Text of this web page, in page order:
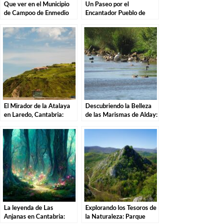
Que ver en el Municipio
de Campoo de Enmedio
Un Paseo por el
Encantador Pueblo de
Cantabria.
El Mirador de la Atalaya
en Laredo, Cantabria:
la Costa Cántabra
Descubriendo la Belleza
de las Marismas de Alday:
La leyenda de Las
Anjanas en Cantabria:
Explorando los Tesoros de
la Naturaleza: Parque